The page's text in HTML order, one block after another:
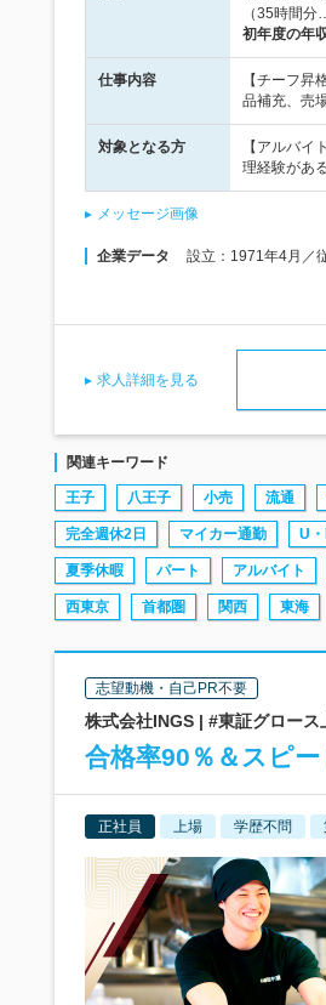
（35時間分
初年度の年
仕事内容
【チーフ
品補充、売
対象となる方
【アルバ
理経験があ
メッセージ画像
企業データ 設立：1971年4月／
求人詳細を見る
関連キーワード
王子 八王子 小売 流通
完全週休2日 マイカー通勤 U
夏季休暇 パート アルバイト
西東京 首都圏 関西 東海
志望動機・自己PR不要
株式会社INGS | #東証グロース
合格率90％＆スピ
正社員 上場 学歴不問